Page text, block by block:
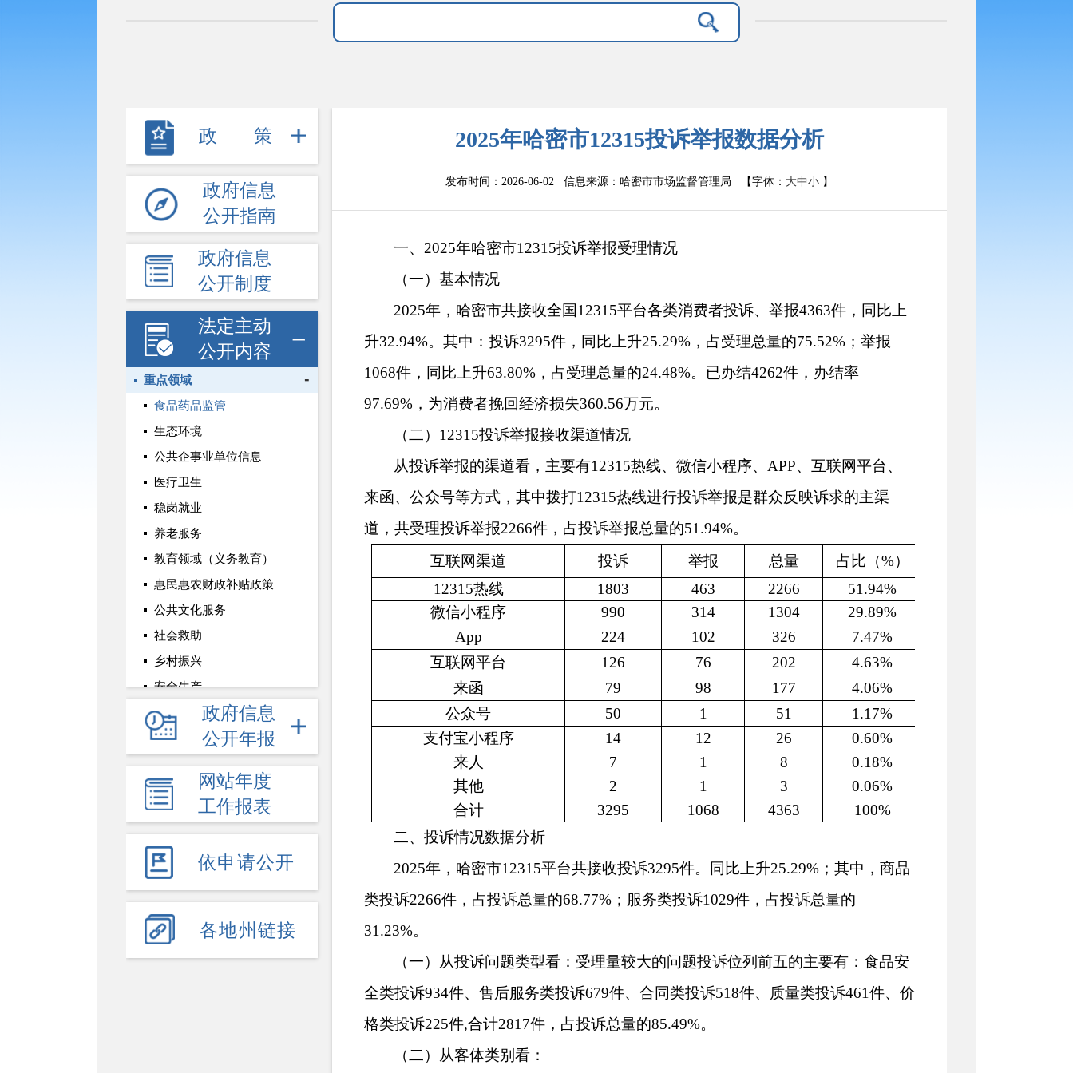
政策
政府信息
公开指南
政府信息
公开制度
法定主动
公开内容
重大会议信息
权责清单
处罚许可双公示
行政强制及其他对外管理服务
重大行政决策预公开
提案议案答复
重大项目和公共资源配置
重点领域
食品药品监管
生态环境
公共企事业单位信息
医疗卫生
稳岗就业
养老服务
教育领域（义务教育）
惠民惠农财政补贴政策
公共文化服务
社会救助
乡村振兴
安全生产
基层政务公开标准化建设
优化营商环境
哈密水利
产品质量
双随机、一公开
哈密旅游
交通运输
自然资源
政府信息
公开年报
网站年度
工作报表
依申请公开
各地州链接
2025年哈密市12315投诉举报数据分析
发布时间：2026-06-02 信息来源： 哈密市市场监督管理局 【字体： 大中小 】
一、 2025年哈密市12315投诉举报受理情况
（一）基本情况
2025年 ，哈密市共接收全国12315平台各类消费者投诉、举报4363件，同比 上
升32.94%。其中 ： 投诉3295件， 同比 上升25.29% ， 占受理总量的75.52% ； 举报
1068件 ，同比上升63.80% ， 占受理总量的24.48%。已办结4262件，办结率
97.69%， 为消费者挽回经济损失360.56万元。
（二） 12315投诉举报接收渠道情况
从投诉举报的渠道看，主要有12315热线、微信小程序、 APP、互联网平台、
来函、公众号等方式，其中拨打12315热线进行投诉举报是群众反映诉求的主渠
道， 共受理投诉举报2266件 ，占投诉举报总量的51.94%。
互联网渠道
投诉 举报 总量 占比（%）
12315热线
1803 463 2266
51.94%
微信小程序
990 314 1304 29.89%
App
224 102 326 7.47%
互联网平台
126 76 202 4.63%
来函
79 98 177
4.06%
公众号
50 1 51 1.17%
支付宝小程序
14 12 26 0.60%
来人
7 1 8
0.18%
其他
2 1 3
0.06%
合计 3295 1068 4363
100%
二、投诉情况数据分析
2025年，哈密市12315平台共接收投诉3295件。同比 上升25.29%；其中，商品
类投诉2266件，占投诉总量的68.77%；服务类投诉1029件，占投诉总量的
31.23%。
（一） 从投诉问题类型看 ： 受理量较大的问题投诉位列前五的主要有：食品安
全类投诉934件、售后服务类投诉679件、合同类投诉518件、质量类投诉461件、价
格类投诉225件,合计2817件， 占投诉总量的85.49%。
（二）从客体类别看：